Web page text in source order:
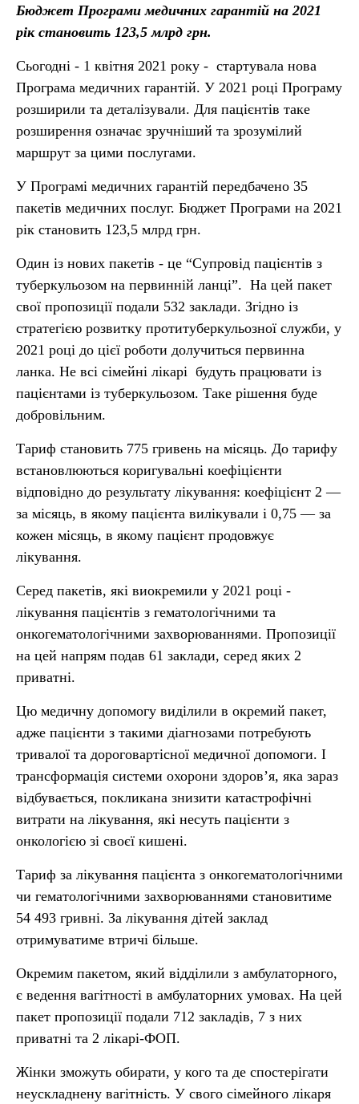
Бюджет Програми медичних гарантій на 2021
рік становить 123,5 млрд грн.
Сьогодні - 1 квітня 2021 року - стартувала нова
Програма медичних гарантій. У 2021 році Програму
розширили та деталізували. Для пацієнтів таке
розширення означає зручніший та зрозумілий
маршрут за цими послугами.
У Програмі медичних гарантій передбачено 35
пакетів медичних послуг. Бюджет Програми на 2021
рік становить 123,5 млрд грн.
Один із нових пакетів - це “Супровід пацієнтів з
туберкульозом на первинній ланці”. На цей пакет
свої пропозиції подали 532 заклади. Згідно із
стратегією розвитку протитуберкульозної служби, у
2021 році до цієї роботи долучиться первинна
ланка. Не всі сімейні лікарі будуть працювати із
пацієнтами із туберкульозом. Таке рішення буде
добровільним.
Тариф становить 775 гривень на місяць. До тарифу
встановлюються коригувальні коефіцієнти
відповідно до результату лікування: коефіцієнт 2 —
за місяць, в якому пацієнта вилікували і 0,75 — за
кожен місяць, в якому пацієнт продовжує
лікування.
Серед пакетів, які виокремили у 2021 році -
лікування пацієнтів з гематологічними та
онкогематологічними захворюваннями. Пропозиції
на цей напрям подав 61 заклади, серед яких 2
приватні.
Цю медичну допомогу виділили в окремий пакет,
адже пацієнти з такими діагнозами потребують
тривалої та дороговартісної медичної допомоги. І
трансформація системи охорони здоров’я, яка зараз
відбувається, покликана знизити катастрофічні
витрати на лікування, які несуть пацієнти з
онкологією зі своєї кишені.
Тариф за лікування пацієнта з онкогематологічними
чи гематологічними захворюваннями становитиме
54 493 гривні. За лікування дітей заклад
отримуватиме втричі більше.
Окремим пакетом, який відділили з амбулаторного,
є ведення вагітності в амбулаторних умовах. На цей
пакет пропозиції подали 712 закладів, 7 з них
приватні та 2 лікарі-ФОП.
Жінки зможуть обирати, у кого та де спостерігати
неускладнену вагітність. У свого сімейного лікаря